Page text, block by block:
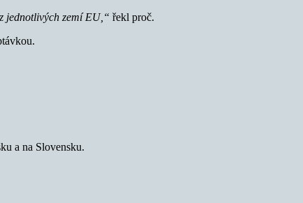
jednotlivých zemí EU,“ řekl proč.
a na Slovensku.